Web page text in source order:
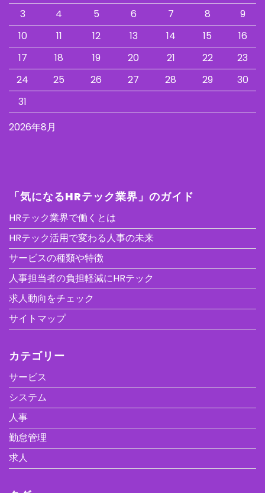
2026年8月
3
4 5 6 7 8
9
10
11 12 13 14 15
16
17
18 19 20 21 22
23
24
25 26 27 28 29
30
31
「気になるHRテック業界」のガイド
HRテック業界で働くとは
HRテック活用で変わる人事の未来
サービスの種類や特徴
人事担当者の負担軽減にHRテック
求人動向をチェック
サイトマップ
カテゴリー
サービス
システム
人事
勤怠管理
求人